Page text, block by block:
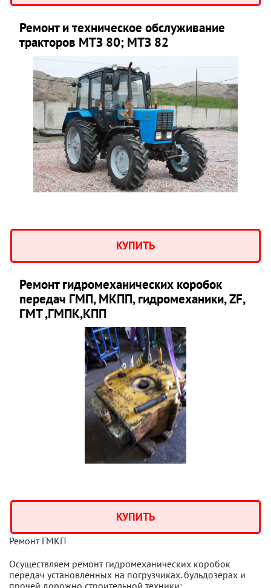
Ремонт и техническое обслуживание
тракторов МТЗ 80; МТЗ 82
КУПИТЬ
Ремонт гидромеханических коробок
передач ГМП, МКПП, гидромеханики, ZF,
ГМТ ,ГМПК,КПП
КУПИТЬ
Ремонт ГМКП
Осуществляем ремонт гидромеханических коробок
передач установленных на погрузчиках. бульдозерах и
прочей дорожно строительной техники: